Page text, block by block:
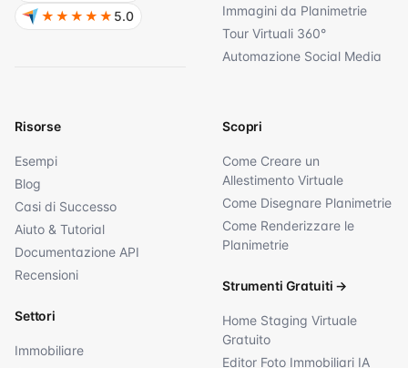
Immagini da Planimetrie
Tour Virtuali 360°
Automazione Social Media
Risorse
Esempi
Blog
Casi di Successo
Aiuto & Tutorial
Documentazione API
Recensioni
Settori
Immobiliare
Scopri
Come Creare un
Allestimento Virtuale
Come Disegnare Planimetrie
Come Renderizzare le
Planimetrie
Strumenti Gratuiti →
Home Staging Virtuale
Gratuito
Editor Foto Immobiliari IA
★★★★★ 5.0